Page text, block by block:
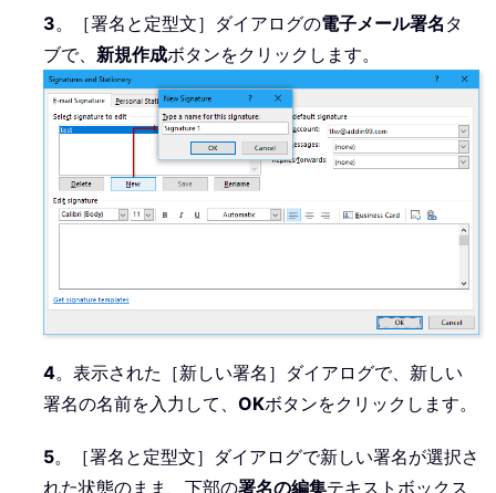
3。［署名と定型文］ダイアログの電子メール署名 タ
ブで、 新規作成ボタンをクリックします。
4。表示された［新しい署名］ダイアログで、新しい
署名の名前を入力して、 OKボタンをクリックします。
5。［署名と定型文］ダイアログで新しい署名が選択さ
れた状態のまま、下部の署名の編集テキストボックス